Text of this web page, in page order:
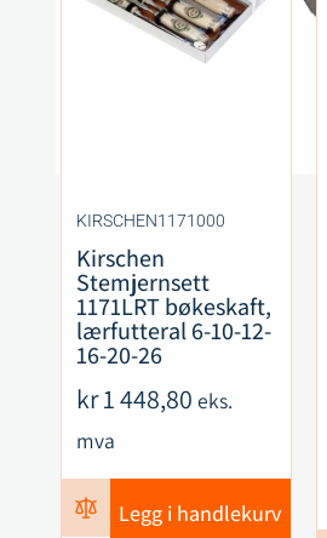
KIRSCHEN1171000
Kirschen
Stemjernsett
1171LRT bøkeskaft,
lærfutteral 6-10-12-
16-20-26
kr1 448,80 eks.
mva
Legg i handlekurv